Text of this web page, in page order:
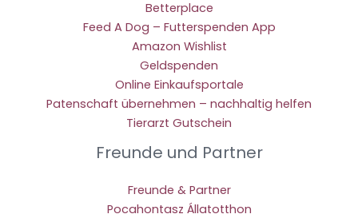
Betterplace
Feed A Dog – Futterspenden App
Amazon Wishlist
Geldspenden
Online Einkaufsportale
Patenschaft übernehmen – nachhaltig helfen
Tierarzt Gutschein
Freunde und Partner
Freunde & Partner
Pocahontasz Állatotthon